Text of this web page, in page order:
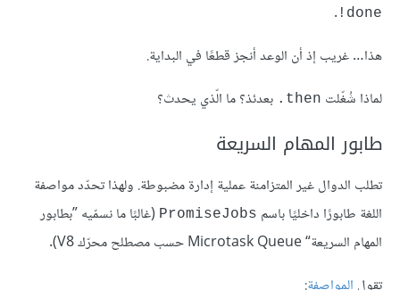
done!
.
هذا… غريب إذ أن الوعد أنجز قطعًا في البداية.
لماذا شُغّلت ‎.then بعدئذ؟ ما الّذي يحدث؟
طابور المهام السريعة
تطلب الدوال غير المتزامنة عملية إدارة مضبوطة. ولهذا تحدّد مواصفة
اللغة طابورًا داخليًا باسم PromiseJobs (غالبًا ما نسمّيه ”بطابور
المهام السريعة“ Microtask Queue حسب مصطلح محرّك V8).